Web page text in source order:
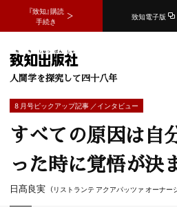
『致知』購読
手続き
致知電子版
人間学を探究して四十八年
8 月号ピックアップ記事 ／インタビュー
すべての原因は自
った時に覚悟が決
日髙良実 （リストランテ アクアパッツァ オーナー